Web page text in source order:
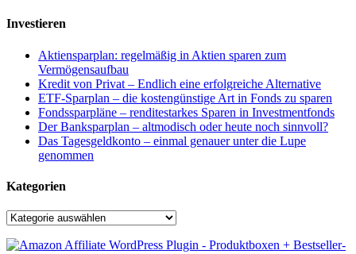
Investieren
Aktiensparplan: regelmäßig in Aktien sparen zum
Vermögensaufbau
Kredit von Privat – Endlich eine erfolgreiche Alternative
ETF-Sparplan – die kostengünstige Art in Fonds zu sparen
Fondssparpläne – renditestarkes Sparen in Investmentfonds
Der Banksparplan – altmodisch oder heute noch sinnvoll?
Das Tagesgeldkonto – einmal genauer unter die Lupe
genommen
Kategorien
Kategorien